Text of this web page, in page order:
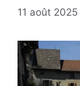
11 août 2025